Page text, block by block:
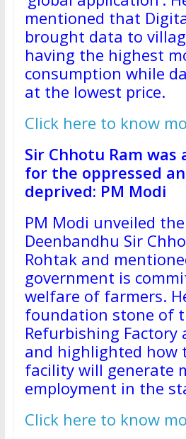
mentioned that
brought data to
having the highest
consumption while
at the lowest price.
Click here to know
Sir Chhotu Ram was
for the oppressed
deprived: PM Modi
PM Modi unveiled
Deenbandhu Sir
Rohtak and
government is
welfare of farmers.
foundation stone of
Refurbishing Factory
and highlighted how
facility will generate
employment in the
Click here to know